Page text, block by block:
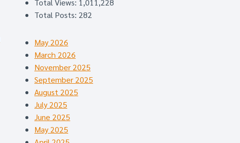
Total Views: 1,011,228
Total Posts: 282
May 2026
March 2026
November 2025
September 2025
August 2025
July 2025
June 2025
May 2025